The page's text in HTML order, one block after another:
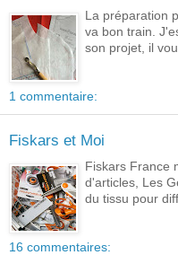
La préparation
va bon train.
son projet, il
1 commentaire:
Fiskars et Moi
Fiskars France
d'articles, Les
du tissu pour
16 commentaires: